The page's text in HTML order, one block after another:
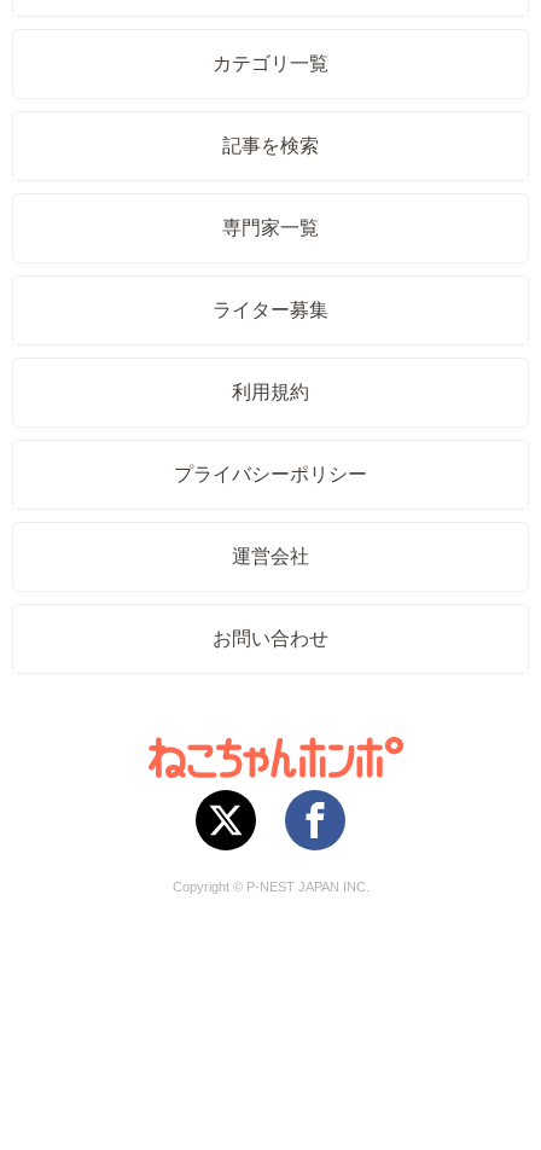
カテゴリ一覧
記事を検索
専門家一覧
ライター募集
利用規約
プライバシーポリシー
運営会社
お問い合わせ
Copyright © P-NEST JAPAN INC.